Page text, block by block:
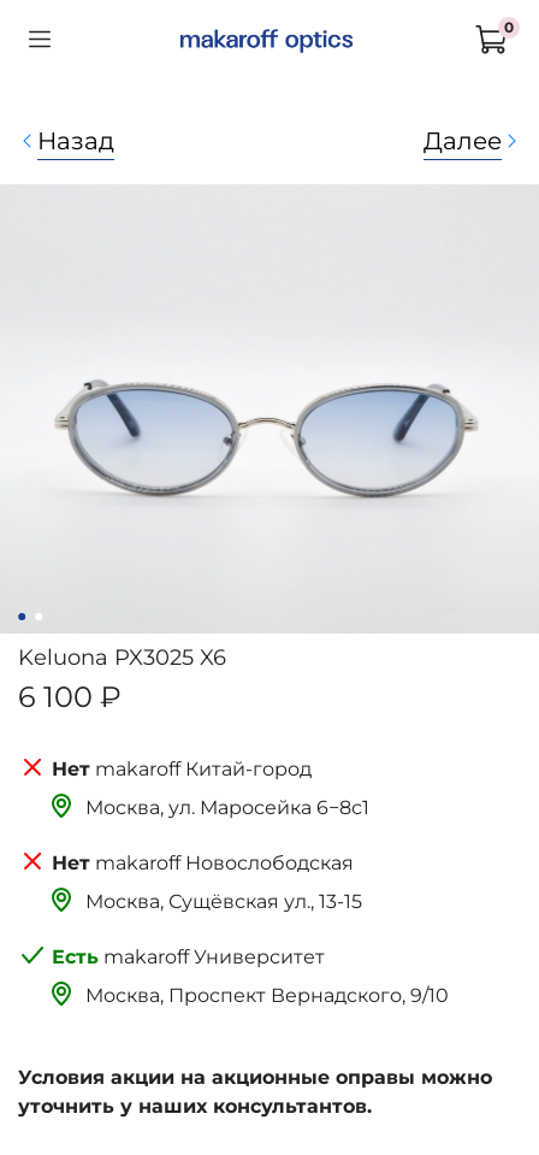
0
Назад Далее
Keluona PX3025 X6
6 100 ₽
makaroff Китай-город
Москва, ‌‌‌‌ул. Маросейка 6−8с1
makaroff Новослободская
Москва, Сущёвская ул., 13-15
makaroff Университет
Москва, Проспект Вернадского, 9/10
Условия акции на акционные оправы можно
уточнить у наших консультантов.